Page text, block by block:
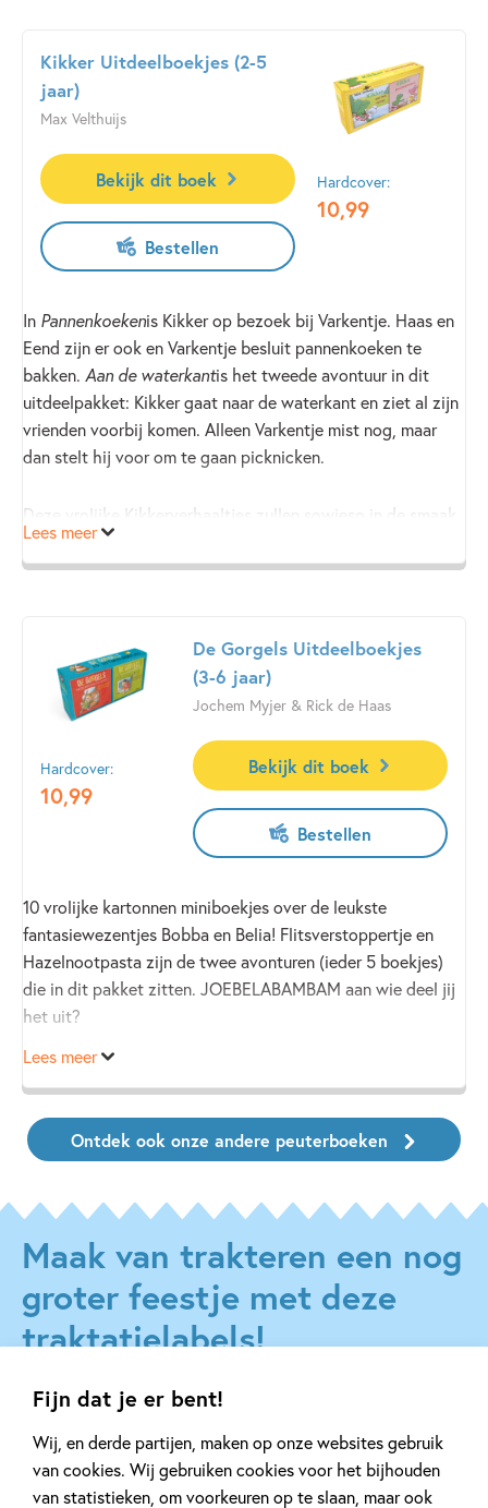
Fijn dat je er bent!
Wij, en derde partijen, maken op onze websites gebruik
van cookies. Wij gebruiken cookies voor het bijhouden
van statistieken, om voorkeuren op te slaan, maar ook
Retteketet, we gaan nog niet naar bed!
De dieren willen naar bed. Maar eerst wordt er nog flink op
los gespeeld. Tot iedereen bekaf is. Alleen Papegaai roept
nog: ‘Retteketet! We gaan nog niet naar bed!’ Maar daar
maken de dieren korte metten mee…
Hardcover:
10,99
Kikker Uitdeelboekjes (2-5
jaar)
Max Velthuijs
Bekijk dit boek
Bestellen
In Pannenkoekenis Kikker op bezoek bij Varkentje. Haas en
Eend zijn er ook en Varkentje besluit pannenkoeken te
bakken. Aan de waterkantis het tweede avontuur in dit
uitdeelpakket: Kikker gaat naar de waterkant en ziet al zijn
vrienden voorbij komen. Alleen Varkentje mist nog, maar
dan stelt hij voor om te gaan picknicken.
Deze vrolijke Kikkerverhaaltjes zullen sowieso in de smaak
vallen!
Lees meer
Hardcover:
10,99
De Gorgels Uitdeelboekjes
(3-6 jaar)
Jochem Myjer & Rick de Haas
Bekijk dit boek
Bestellen
10 vrolijke kartonnen miniboekjes over de leukste
fantasiewezentjes Bobba en Belia! Flitsverstoppertje en
Hazelnootpasta zijn de twee avonturen (ieder 5 boekjes)
die in dit pakket zitten. JOEBELABAMBAM aan wie deel jij
het uit?
Lees meer
Ontdek ook onze andere peuterboeken
Maak van trakteren een nog
groter feestje met deze
traktatielabels!